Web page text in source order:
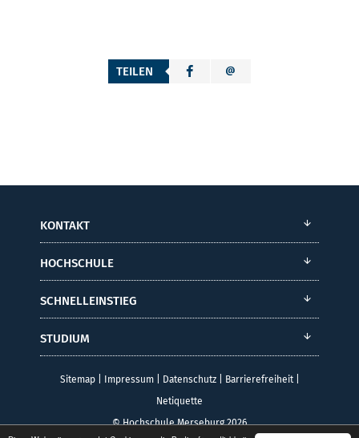
TEILEN
KONTAKT
HOCHSCHULE
SCHNELLEINSTIEG
STUDIUM
Sitemap| Impressum| Datenschutz| Barrierefreiheit|
Netiquette
© Hochschule Merseburg 2026